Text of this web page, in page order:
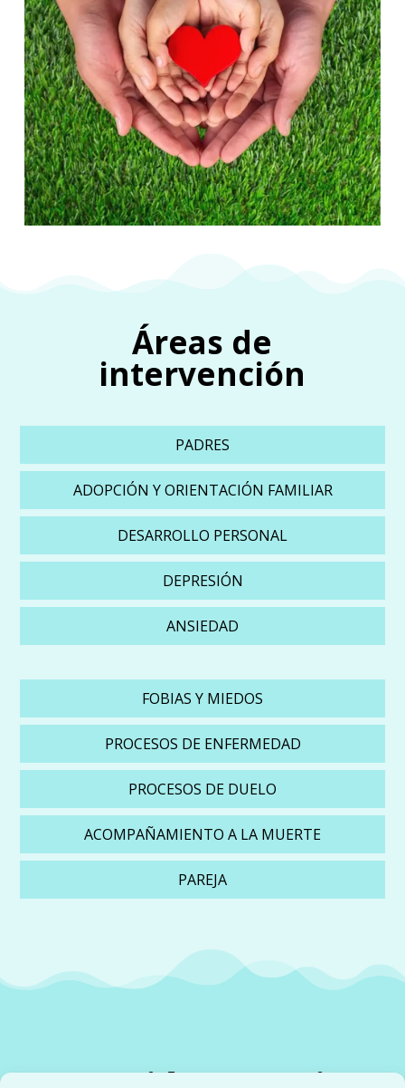
Áreas de
intervención
PADRES
ADOPCIÓN Y ORIENTACIÓN FAMILIAR
DESARROLLO PERSONAL
DEPRESIÓN
ANSIEDAD
FOBIAS Y MIEDOS
PROCESOS DE ENFERMEDAD
PROCESOS DE DUELO
ACOMPAÑAMIENTO A LA MUERTE
PAREJA